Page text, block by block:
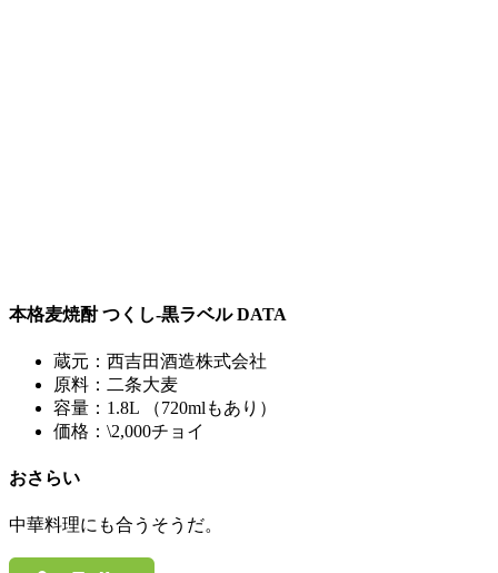
本格麦焼酎 つくし-黒ラベル DATA
蔵元：西吉田酒造株式会社
原料：二条大麦
容量：1.8L （720mlもあり）
価格：\2,000チョイ
おさらい
中華料理にも合うそうだ。